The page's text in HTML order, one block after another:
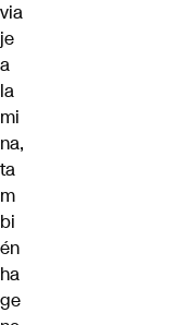
via
je
a
la
mi
na,
ta
m
bi
én
ha
ge